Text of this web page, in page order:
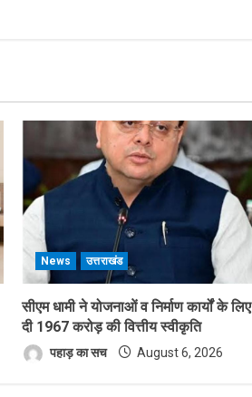
News उत्तराखंड
सीएम धामी ने योजनाओं व निर्माण कार्यों के लिए
दी 1967 करोड़ की वित्तीय स्वीकृति
पहाड़ का सच August 6, 2026